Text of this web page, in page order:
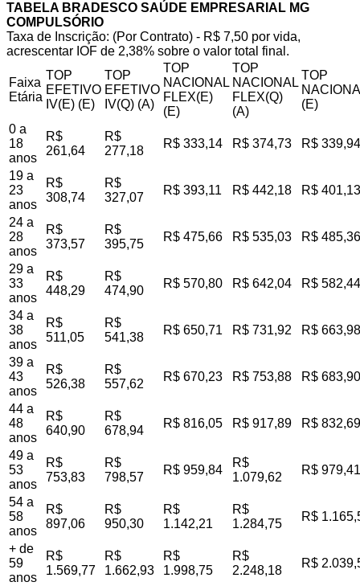
TABELA BRADESCO SAÚDE EMPRESARIAL MG
COMPULSÓRIO
Taxa de Inscrição: (Por Contrato) - R$ 7,50 por vida,
acrescentar IOF de 2,38% sobre o valor total final.
Faixa
Etária
TOP
EFETIVO
IV(E) (E)
TOP
EFETIVO
IV(Q) (A)
TOP
NACIONAL
FLEX(E)
(E)
TOP
NACIONAL
FLEX(Q)
(A)
TOP
(E)
0 a
18
anos
R$
261,64
R$
277,18
R$ 333,14 R$ 374,73 R$ 339,94
19 a
23
anos
R$
308,74
R$
327,07
R$ 393,11 R$ 442,18 R$ 401,13
24 a
28
anos
R$
373,57
R$
395,75
R$ 475,66 R$ 535,03 R$ 485,36
29 a
33
anos
R$
448,29
R$
474,90
R$ 570,80 R$ 642,04 R$ 582,44
34 a
38
anos
R$
511,05
R$
541,38
R$ 650,71 R$ 731,92 R$ 663,98
39 a
43
anos
R$
526,38
R$
557,62
R$ 670,23 R$ 753,88 R$ 683,90
44 a
48
anos
R$
640,90
R$
678,94
R$ 816,05 R$ 917,89 R$ 832,69
49 a
53
anos
R$
753,83
R$
798,57
R$ 959,84
R$
1.079,62
R$ 979,41
54 a
58
anos
R$
897,06
R$
950,30
R$
1.142,21
R$
1.284,75
R$
+ de
59
anos
R$
1.569,77
R$
1.662,93
R$
1.998,75
R$
2.248,18
R$